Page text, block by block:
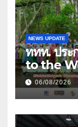
NEWS UPDATE
ททท. ประ
to the
พันธมิตร
สืบสานพร
การท่องเ
06/08/2026